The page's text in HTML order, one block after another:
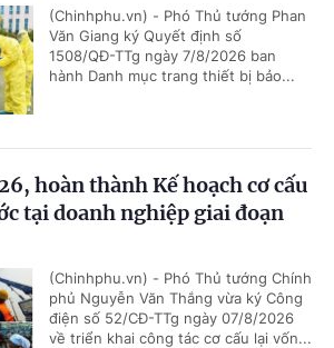
(Chinhphu.vn) - Phó Thủ tướng Phan
Văn Giang ký Quyết định số
1508/QĐ-TTg ngày 7/8/2026 ban
hành Danh mục trang thiết bị bảo...
hoàn thành Kế hoạch cơ cấu
tại doanh nghiệp giai đoạn
(Chinhphu.vn) - Phó Thủ tướng Chính
phủ Nguyễn Văn Thắng vừa ký Công
điện số 52/CĐ-TTg ngày 07/8/2026
về triển khai công tác cơ cấu lại vốn...